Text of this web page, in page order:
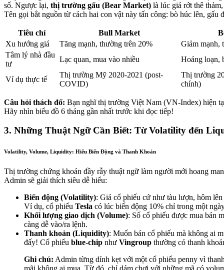
số. Ngược lại, thị trường gấu (Bear Market) là lúc giá rớt thê
Tên gọi bắt nguồn từ cách hai con vật này tấn công: bò húc lên, gấu
Tiêu chí Bull Market
Xu hướng giá
Tăng mạnh, thường trên 20%
Giảm mạnh,
Tâm lý nhà đầu
tư
Lạc quan, mua vào nhiều Hoảng loạn,
Ví dụ thực tế
Thị trường Mỹ 2020-2021 (post-
COVID)
Thị trường
chính)
Câu hỏi thách đố: Bạn nghĩ thị trường Việt Nam (VN-Index) hiện
Hãy nhìn biểu đồ 6 tháng gần nhất trước khi đọc tiếp!
3. Những Thuật Ngữ Cần Biết: Từ Volatility đến
Volatility, Volume, Liquidity: Hiểu Biến Động và Thanh Khoản
Thị trường chứng khoán đầy rẫy thuật ngữ làm người mới hoang
Admin sẽ giải thích siêu dễ hiểu:
Biến động (Volatility): Giá cổ phiếu cứ như tàu lượn, hôm
Ví dụ, cổ phiếu Tesla có lúc biến động 10% chỉ trong một
Khối lượng giao dịch (Volume): Số cổ phiếu được mua bán
càng dễ vào/ra lệnh.
Thanh khoản (Liquidity): Muốn bán cổ phiếu mà không ai
đấy! Cổ phiếu blue-chip như Vingroup thường có thanh
Ghi chú: Admin từng dính kẹt với một cổ phiếu penny vì